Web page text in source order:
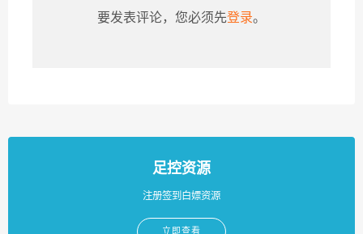
要发表评论，您必须先登录。
足控资源
注册签到白嫖资源
立即查看